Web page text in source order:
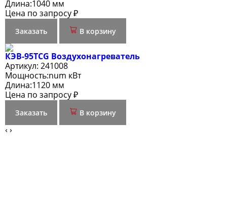
Длина:1040 мм
Цена по запросу ₽
Заказать В корзину
КЭВ-95TСG Воздухонагреватель
Артикул: 241008
Мощность:num кВт
Длина:1120 мм
Цена по запросу ₽
Заказать В корзину
‹ ›